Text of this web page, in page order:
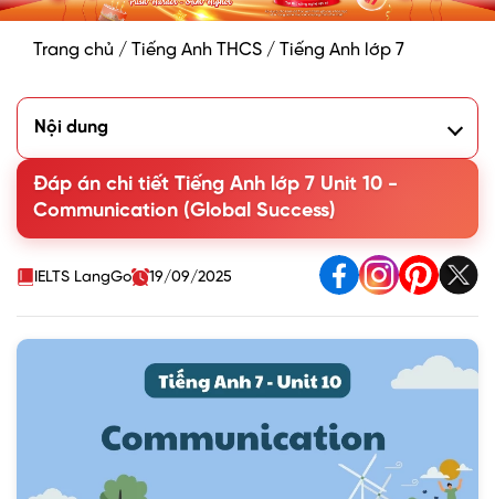
Trang chủ / Tiếng Anh THCS / Tiếng Anh lớp 7
Nội dung
highlighted questions.
2. Work in pairs. Make similar conversations to ask for
explanations of the phrases: hydro energy, energy from
coal...
3. Work in pairs. Ask your partner the following questions
and tick (✓) his or her answers in the boxes.
how well you save energy.
Đáp án chi tiết Tiếng Anh lớp 7 Unit 10 -
Communication (Global Success)
IELTS LangGo 19/09/2025